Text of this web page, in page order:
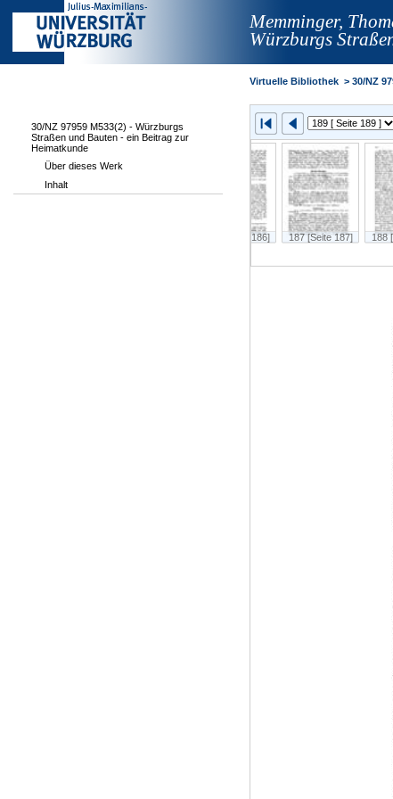
Memminger,
Würzburgs
186 [Seite 186] 187 [Seite 187] 188
30/NZ 97959 M533(2) - Würzburgs
Straßen und Bauten - ein Beitrag zur
Heimatkunde
Über dieses Werk
Inhalt
Virtuelle Bibliothek > 30/NZ